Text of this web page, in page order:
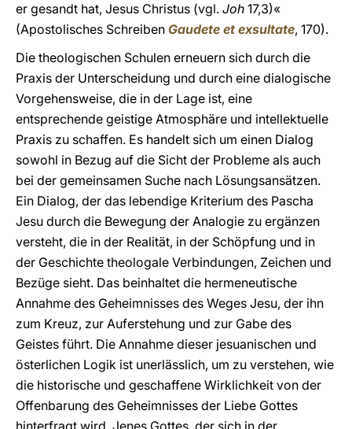
er gesandt hat, Jesus Christus (vgl. Joh 17,3)«
(Apostolisches Schreiben Gaudete et exsultate, 170).
Die theologischen Schulen erneuern sich durch die
Praxis der Unterscheidung und durch eine dialogische
Vorgehensweise, die in der Lage ist, eine
entsprechende geistige Atmosphäre und intellektuelle
Praxis zu schaffen. Es handelt sich um einen Dialog
sowohl in Bezug auf die Sicht der Probleme als auch
bei der gemeinsamen Suche nach Lösungsansätzen.
Ein Dialog, der das lebendige Kriterium des Pascha
Jesu durch die Bewegung der Analogie zu ergänzen
versteht, die in der Realität, in der Schöpfung und in
der Geschichte theologale Verbindungen, Zeichen und
Bezüge sieht. Das beinhaltet die hermeneutische
Annahme des Geheimnisses des Weges Jesu, der ihn
zum Kreuz, zur Auferstehung und zur Gabe des
Geistes führt. Die Annahme dieser jesuanischen und
österlichen Logik ist unerlässlich, um zu verstehen, wie
die historische und geschaffene Wirklichkeit von der
Offenbarung des Geheimnisses der Liebe Gottes
hinterfragt wird. Jenes Gottes, der sich in der